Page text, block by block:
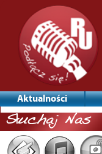
Aktualności
Słuchaj Nas